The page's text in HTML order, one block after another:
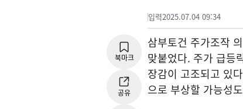
입력2025.07.04 09:34
북마크
공유
삼부토건 주가조작
맞붙었다. 주가 급등
장감이 고조되고 있
으로 부상할 가능성